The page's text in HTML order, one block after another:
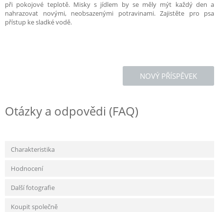
při pokojové teplotě. Misky s jídlem by se měly mýt každý den a
nahrazovat novými, neobsazenými potravinami. Zajistěte pro psa
přístup ke sladké vodě.
NOVÝ PŘÍSPĚVEK
Otázky a odpovědi (FAQ)
Charakteristika
Hodnocení
Další fotografie
Koupit společně